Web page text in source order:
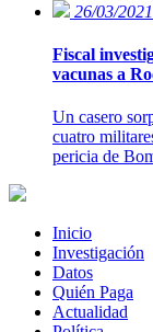
26/03/2021
Fiscal
vacunas a
Un casero
cuatro
pericia de
Inicio
Investigación
Datos
Quién Paga
Actualidad